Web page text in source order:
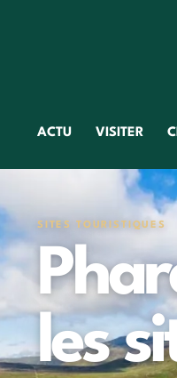
ACTU VISITER
SITES TOURISTIQUES
les